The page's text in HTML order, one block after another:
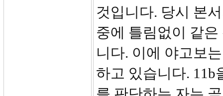
것입니다. 당시 본
중에 틀림없이 같
니다. 이에 야고보
하고 있습니다. 11b